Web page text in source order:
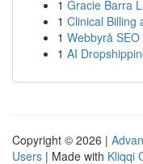
1 Gracie Barra
1 Clinical Billing
1 Webbyrå
1 AI
Copyright © 2026 |
Users | Made with Kliqqi